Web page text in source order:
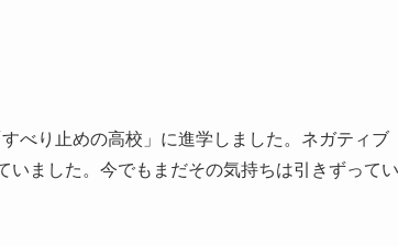
べり止めの高校」に進学しました。ネガティブ
いました。今でもまだその気持ちは引きずってい